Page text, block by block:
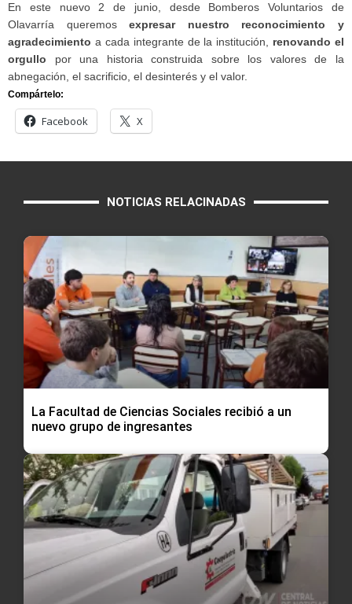
En este nuevo 2 de junio, desde Bomberos Voluntarios de
Olavarría queremosexpresar nuestro reconocimiento y
agradecimiento a cada integrante de la institución, renovando el
orgullo por una historia construida sobre los valores de la
abnegación, el sacrificio, el desinterés y el valor.
Compártelo:
Facebook X
NOTICIAS RELACINADAS
La Facultad de Ciencias Sociales recibió a un
nuevo grupo de ingresantes